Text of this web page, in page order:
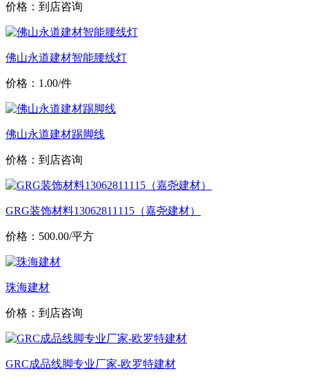
价格：到店咨询
佛山永道建材智能腰线灯
价格：1.00/件
佛山永道建材踢脚线
价格：到店咨询
GRG装饰材料13062811115（嘉尧建材）
价格：500.00/平方
珠海建材
价格：到店咨询
GRC成品线脚专业厂家-欧罗特建材